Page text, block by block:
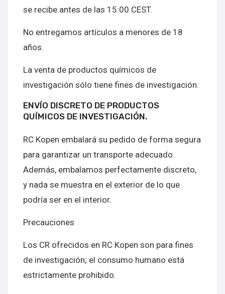
se recibe antes de las 15:00 CEST.
No entregamos artículos a menores de 18
años.
La venta de productos químicos de
investigación sólo tiene fines de investigación.
ENVÍO DISCRETO DE PRODUCTOS
QUÍMICOS DE INVESTIGACIÓN.
RC Kopen embalará su pedido de forma segura
para garantizar un transporte adecuado.
Además, embalamos perfectamente discreto,
y nada se muestra en el exterior de lo que
podría ser en el interior.
Precauciones
Los CR ofrecidos en RC Kopen son para fines
de investigación; el consumo humano está
estrictamente prohibido.